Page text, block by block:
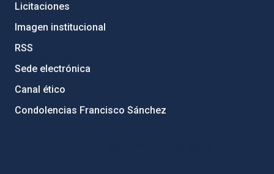
Licitaciones
Imagen institucional
RSS
Sede electrónica
Canal ético
Condolencias Francisco Sánchez